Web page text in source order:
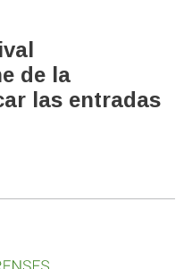
de la
las entradas